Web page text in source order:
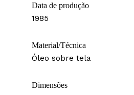
Data de produção
1985
Material/Técnica
Óleo sobre tela
Dimensões